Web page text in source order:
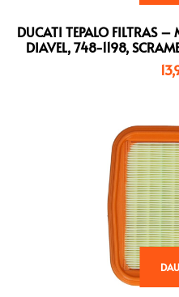
DUCATI TEPALO FILTRAS –
DIAVEL, 748-1198,